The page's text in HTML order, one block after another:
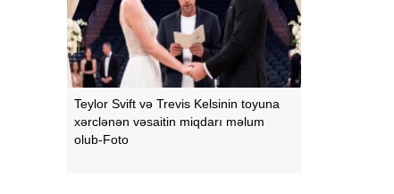
Teylor Svift və Trevis Kelsinin toyuna
xərclənən vəsaitin miqdarı məlum
olub-Foto